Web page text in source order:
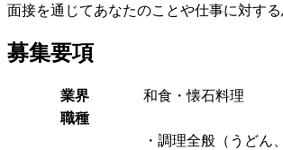
面接を通じてあなたのことや仕事に対する
募集要項
業界
和食・懐石料理
職種
・調理全般（うどん